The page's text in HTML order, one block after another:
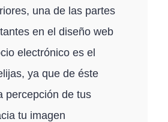
una de las partes
en el diseño web
electrónico es el
ya que de éste
percepción de tus
tu imagen